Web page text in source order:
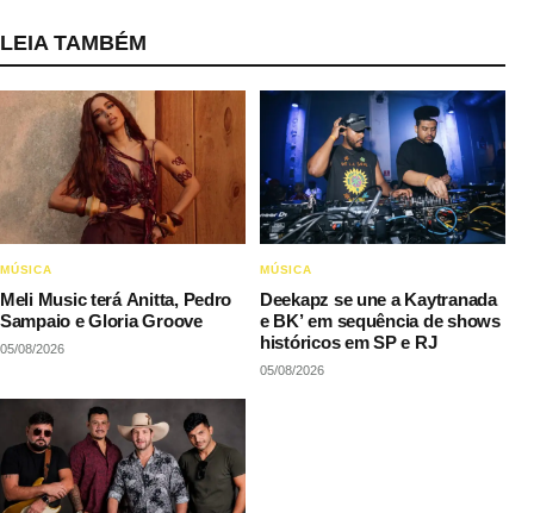
LEIA TAMBÉM
MÚSICA
Meli Music terá Anitta, Pedro
Sampaio e Gloria Groove
05/08/2026
MÚSICA
Deekapz se une a Kaytranada
e BK’ em sequência de shows
históricos em SP e RJ
05/08/2026